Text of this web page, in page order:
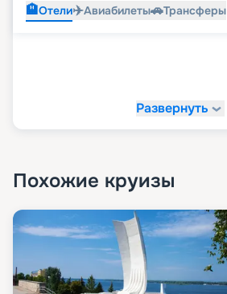
🏨Отели✈️Авиабилеты🚗Трансферы
Развернуть
Похожие круизы